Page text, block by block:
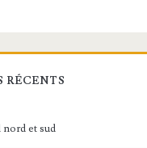
RÉCENTS
nord et sud